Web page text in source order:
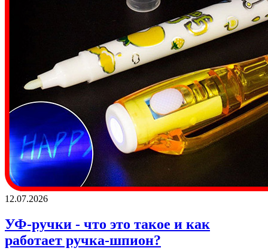
12.07.2026
УФ-ручки - что это такое и как
работает ручка-шпион?